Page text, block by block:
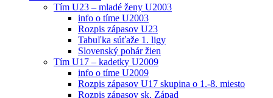
Tím U23 – mladé ženy U2003
info o tíme U2003
Rozpis zápasov U23
Tabuľka súťaže 1. ligy
Slovenský pohár žien
Tím U17 – kadetky U2009
info o tíme U2009
Rozpis zápasov U17 skupina o 1.-8. miesto
Rozpis zápasov sk. Západ